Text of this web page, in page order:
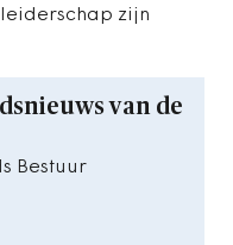
zijn
van de
Bestuur